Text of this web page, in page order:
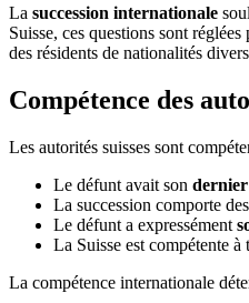
La succession internationale
Suisse, ces questions sont
des résidents de nationalités
Compétence des
Les autorités suisses sont
Le défunt avait son dernier
La succession comporte des
Le défunt a expressément
La Suisse est compétente
La compétence internationale